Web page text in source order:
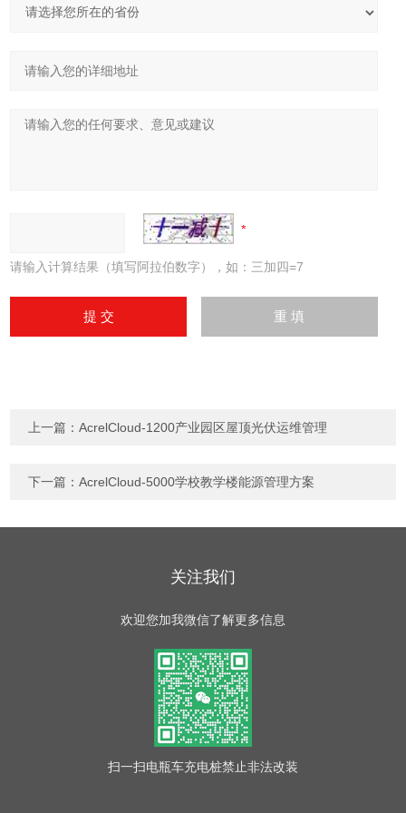
请输入计算结果（填写阿拉伯数字），如：三加四=7
上一篇：AcrelCloud-1200产业园区屋顶光伏运维管理
下一篇：AcrelCloud-5000学校教学楼能源管理方案
关注我们
欢迎您加我微信了解更多信息
扫一扫电瓶车充电桩禁止非法改装